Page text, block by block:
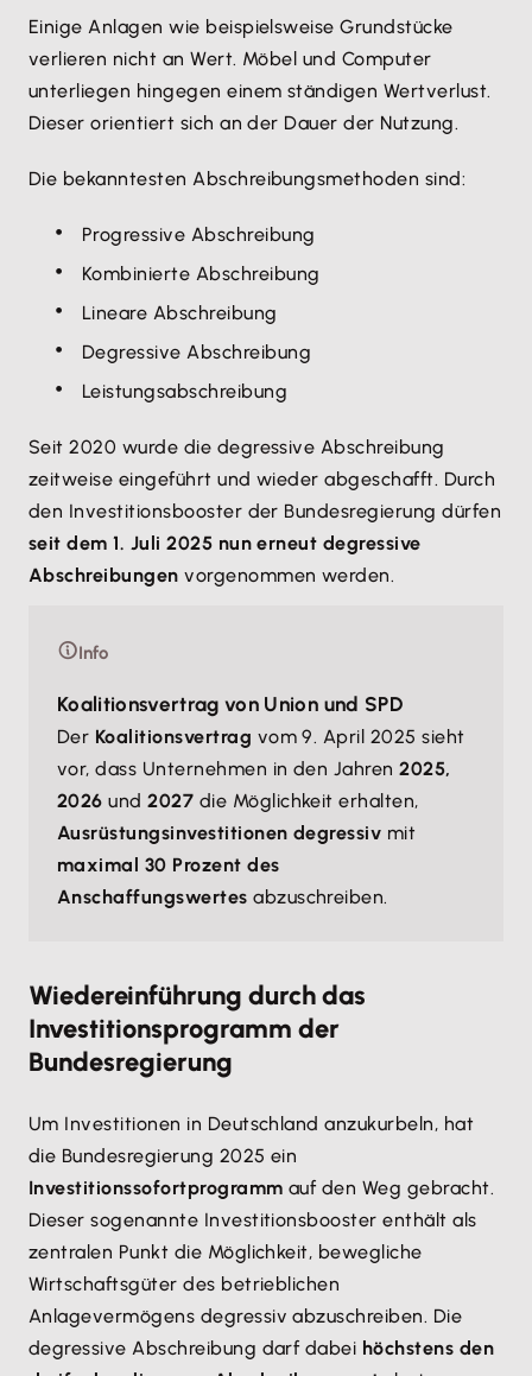
Einige Anlagen wie beispielsweise Grundstücke
verlieren nicht an Wert. Möbel und Computer
unterliegen hingegen einem ständigen Wertverlust.
Dieser orientiert sich an der Dauer der Nutzung.
Die bekanntesten Abschreibungsmethoden sind:
Progressive Abschreibung
Kombinierte Abschreibung
Lineare Abschreibung
Degressive Abschreibung
Leistungsabschreibung
Seit 2020 wurde die degressive Abschreibung
zeitweise eingeführt und wieder abgeschafft. Durch
den Investitionsbooster der Bundesregierung dürfen
seit dem 1. Juli 2025 nun erneut degressive
Abschreibungenvorgenommen werden.
Info
Koalitionsvertrag von Union und SPD
Der Koalitionsvertrag vom 9. April 2025 sieht
vor, dass Unternehmen in den Jahren 2025,
2026 und2027 die Möglichkeit erhalten,
Ausrüstungsinvestitionen degressiv mit
maximal 30 Prozent des
Anschaffungswertesabzuschreiben.
Wiedereinführung durch das
Investitionsprogramm der
Bundesregierung
Um Investitionen in Deutschland anzukurbeln, hat
die Bundesregierung 2025 ein
Investitionssofortprogramm auf den Weg gebracht.
Dieser sogenannte Investitionsbooster enthält als
zentralen Punkt die Möglichkeit, bewegliche
Wirtschaftsgüter des betrieblichen
Anlagevermögens degressiv abzuschreiben. Die
degressive Abschreibung darf dabei höchstens den